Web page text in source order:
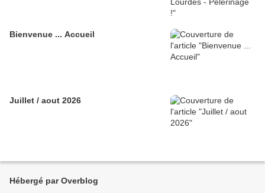
Bienvenue ... Accueil
Juillet / aout 2026
Hébergé par Overblog